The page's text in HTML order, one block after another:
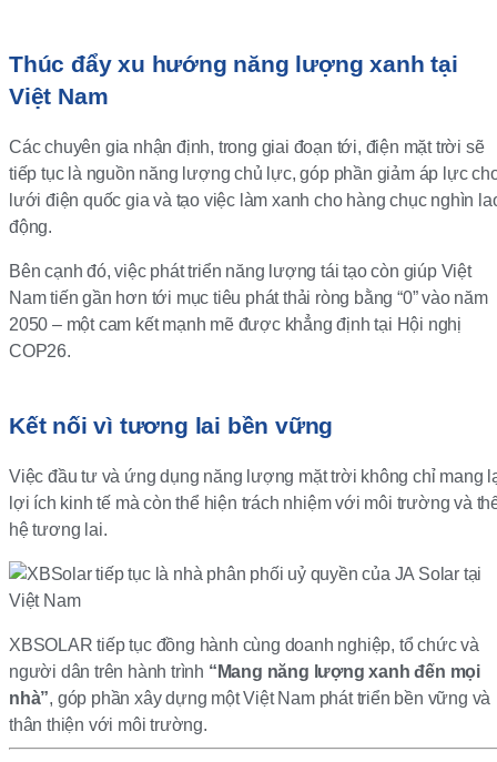
Thúc đẩy xu hướng năng lượng xanh tại
Việt Nam
Các chuyên gia nhận định, trong giai đoạn tới, điện mặt trời sẽ
tiếp tục là nguồn năng lượng chủ lực, góp phần giảm áp lực
lưới điện quốc gia và tạo việc làm xanh cho hàng chục nghìn
động.
Bên cạnh đó, việc phát triển năng lượng tái tạo còn giúp Việt
Nam tiến gần hơn tới mục tiêu phát thải ròng bằng “0” vào năm
2050 – một cam kết mạnh mẽ được khẳng định tại Hội nghị
COP26.
Kết nối vì tương lai bền vững
Việc đầu tư và ứng dụng năng lượng mặt trời không chỉ mang
lợi ích kinh tế mà còn thể hiện trách nhiệm với môi trường và
hệ tương lai.
XBSOLAR tiếp tục đồng hành cùng doanh nghiệp, tổ chức và
người dân trên hành trình “Mang năng lượng xanh đến mọi
nhà”, góp phần xây dựng một Việt Nam phát triển bền vững và
thân thiện với môi trường.